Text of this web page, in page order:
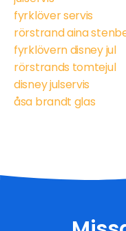
fyrklöver servis
rörstrand aina
fyrklövern disney jul
rörstrands tomtejul
disney julservis
åsa brandt glas